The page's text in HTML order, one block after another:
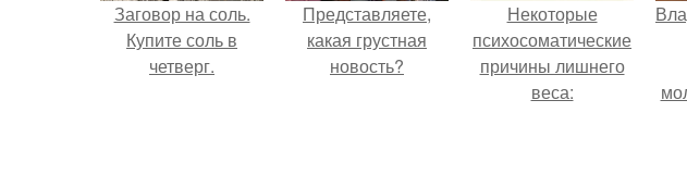
Заговор на соль.
Купите соль в
четверг.
Представляете,
какая грустная
новость?
Некоторые
психосоматические
причины лишнего
веса: